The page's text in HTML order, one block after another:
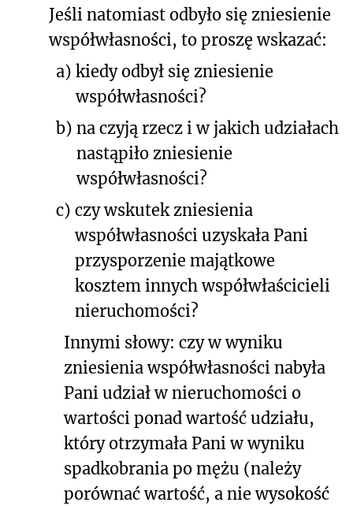
Jeśli natomiast odbyło się zniesienie
współwłasności, to proszę wskazać:
a) kiedy odbył się zniesienie
współwłasności?
b) na czyją rzecz i w jakich udziałach
nastąpiło zniesienie
współwłasności?
c) czy wskutek zniesienia
współwłasności uzyskała Pani
przysporzenie majątkowe
kosztem innych współwłaścicieli
nieruchomości?
Innymi słowy: czy w wyniku
zniesienia współwłasności nabyła
Pani udział w nieruchomości o
wartości ponad wartość udziału,
który otrzymała Pani w wyniku
spadkobrania po mężu (należy
porównać wartość, a nie wysokość